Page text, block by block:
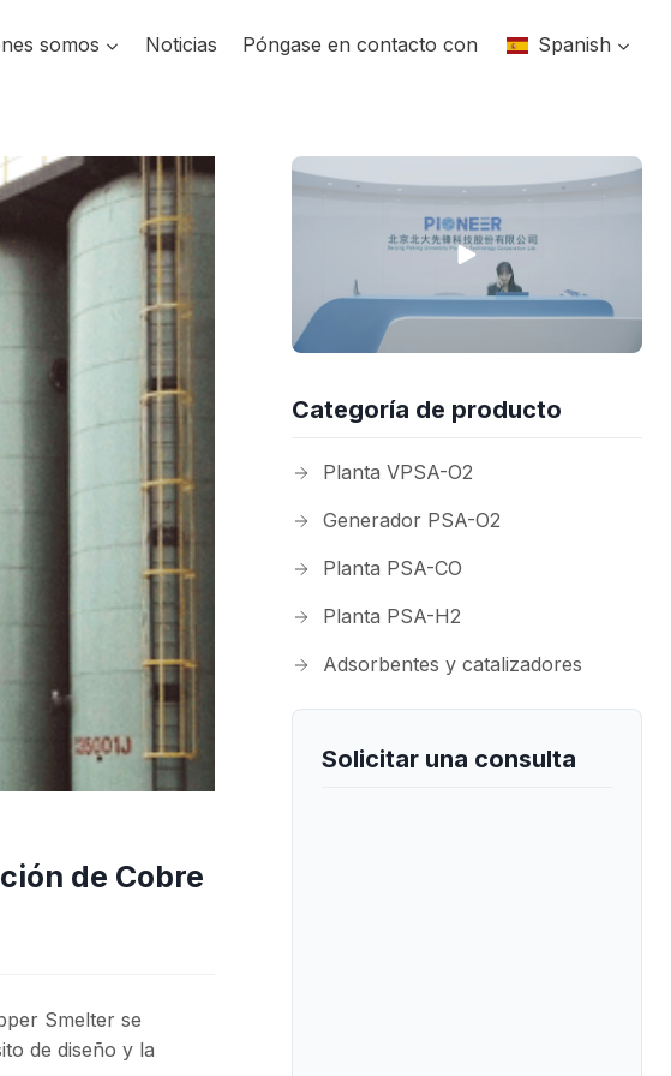
somos Noticias Póngase en contacto con Spanish
de Cobre
Smelter se
de diseño y la
Categoría de producto
Planta VPSA-O2
Generador PSA-O2
Planta PSA-CO
Planta PSA-H2
Adsorbentes y catalizadores
Solicitar una consulta